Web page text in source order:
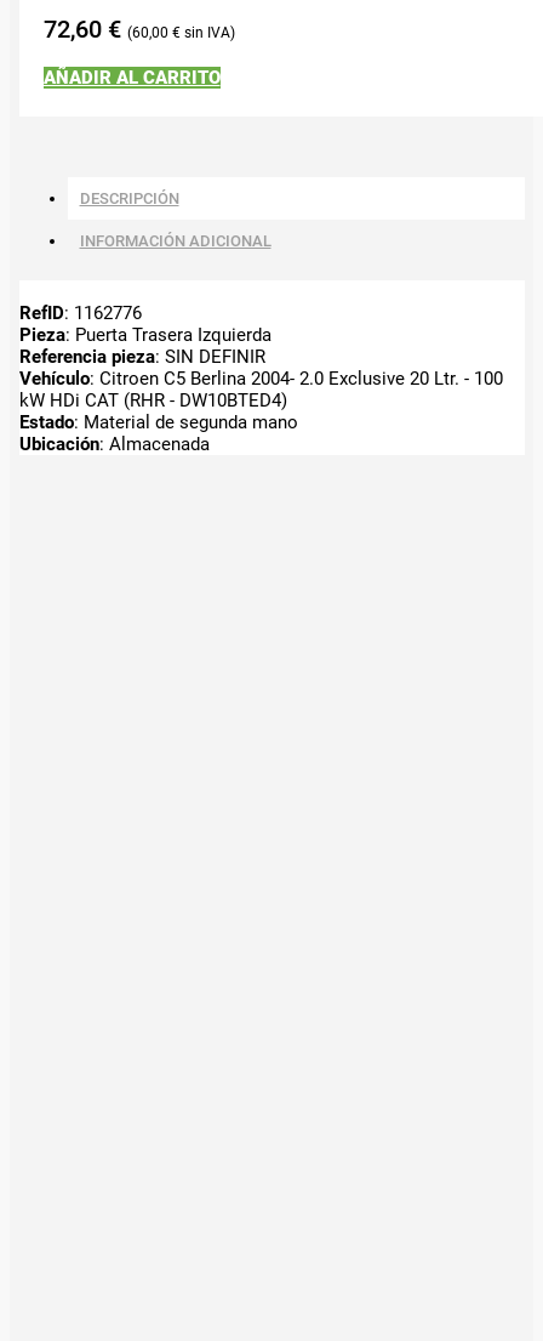
72,60 € 60,00 €
AÑADIR AL CARRITO
DESCRIPCIÓN
INFORMACIÓN ADICIONAL
RefID: 1162776
Pieza: Puerta Trasera Izquierda
Referencia pieza: SIN DEFINIR
Vehículo: Citroen C5 Berlina 2004- 2.0 Exclusive 20 Ltr. - 100
kW HDi CAT (RHR - DW10BTED4)
Estado: Material de segunda mano
Ubicación: Almacenada